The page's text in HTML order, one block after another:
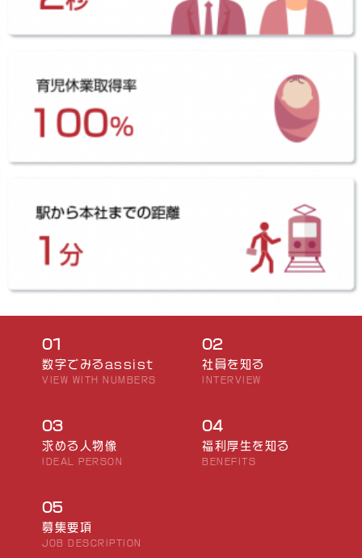
01
数字でみるassist
VIEW WITH NUMBERS
02
社員を知る
INTERVIEW
03
求める人物像
IDEAL PERSON
04
福利厚生を知る
BENEFITS
05
募集要項
JOB DESCRIPTION